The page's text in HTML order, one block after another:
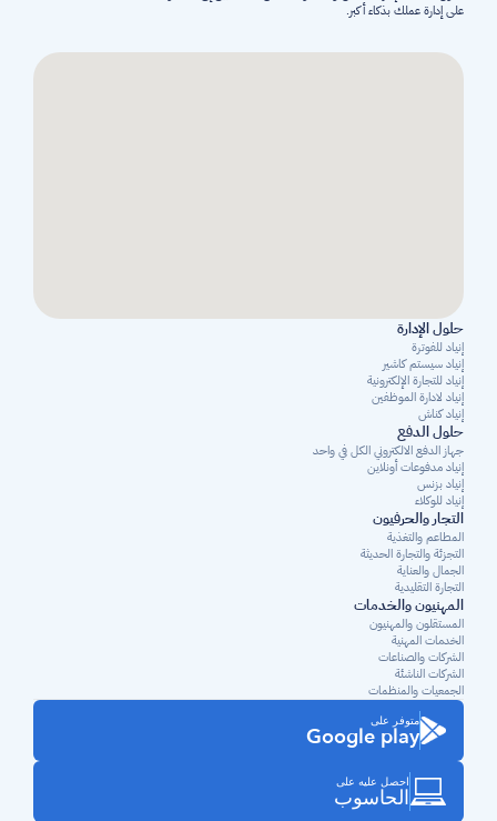
على إدارة عملك بذكاء أكبر.
حلول الإدارة
إنياد للفوترة
إنياد سيستم كاشير
إنياد للتجارة الإلكترونية
إنياد لادارة الموظفين
إنياد كناش
حلول الدفع
جهاز الدفع الالكتروني الكل في واحد
إنياد مدفوعات أونلاين
إنياد بزنس
إنياد للوكلاء
التجار والحرفيون
المطاعم والتغذية
التجزئة والتجارة الحديثة
الجمال والعناية
التجارة التقليدية
المهنيون والخدمات
المستقلون والمهنيون
الخدمات المهنية
الشركات والصناعات
الشركات الناشئة
الجمعيات والمنظمات
متوفر على
Google play
احصل عليه على
الحاسوب